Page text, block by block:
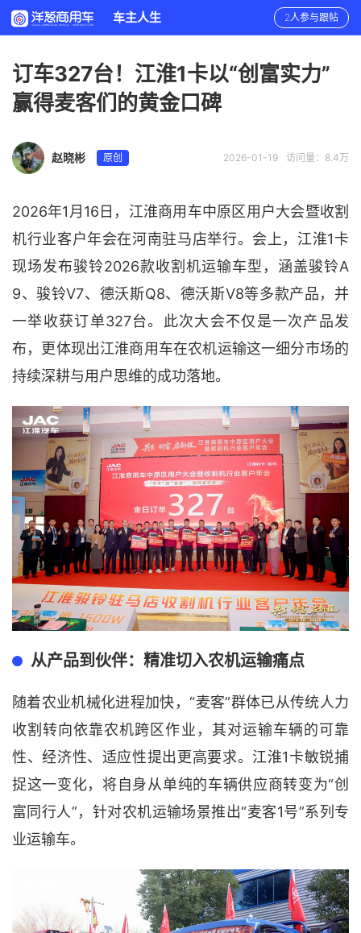
车主人生 2人参与跟帖
订车327台！江淮1卡以“创富实力”
赢得麦客们的黄金口碑
访问量：8.4万
2026-01-19
赵晓彬 原创
2026年1月16日，江淮商用车中原区用户大会暨收割
机行业客户年会在河南驻马店举行。会上，江淮1卡
现场发布骏铃2026款收割机运输车型，涵盖骏铃A
9、骏铃V7、德沃斯Q8、德沃斯V8等多款产品，并
一举收获订单327台。此次大会不仅是一次产品发
布，更体现出江淮商用车在农机运输这一细分市场的
持续深耕与用户思维的成功落地。
从产品到伙伴：精准切入农机运输痛点
随着农业机械化进程加快，“麦客”群体已从传统人力
收割转向依靠农机跨区作业，其对运输车辆的可靠
性、经济性、适应性提出更高要求。江淮1卡敏锐捕
捉这一变化，将自身从单纯的车辆供应商转变为“创
富同行人”，针对农机运输场景推出“麦客1号”系列专
业运输车。